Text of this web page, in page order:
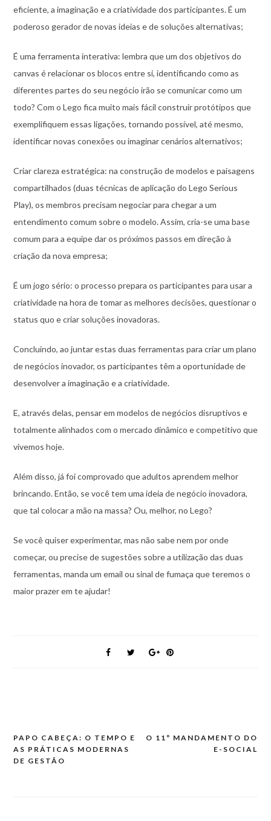
eficiente, a imaginação e a criatividade dos participantes. É um
poderoso gerador de novas ideias e de soluções alternativas;
É uma ferramenta interativa: lembra que um dos objetivos do
canvas é relacionar os blocos entre si, identificando como as
diferentes partes do seu negócio irão se comunicar como um
todo? Com o Lego fica muito mais fácil construir protótipos que
exemplifiquem essas ligações, tornando possível, até mesmo,
identificar novas conexões ou imaginar cenários alternativos;
Criar clareza estratégica: na construção de modelos e paisagens
compartilhados (duas técnicas de aplicação do Lego Serious
Play), os membros precisam negociar para chegar a um
entendimento comum sobre o modelo. Assim, cria-se uma base
comum para a equipe dar os próximos passos em direção à
criação da nova empresa;
É um jogo sério: o processo prepara os participantes para usar a
criatividade na hora de tomar as melhores decisões, questionar o
status quo e criar soluções inovadoras.
Concluindo, ao juntar estas duas ferramentas para criar um plano
de negócios inovador, os participantes têm a oportunidade de
desenvolver a imaginação e a criatividade.
E, através delas, pensar em modelos de negócios disruptivos e
totalmente alinhados com o mercado dinâmico e competitivo que
vivemos hoje.
Além disso, já foi comprovado que adultos aprendem melhor
brincando. Então, se você tem uma ideia de negócio inovadora,
que tal colocar a mão na massa? Ou, melhor, no Lego?
Se você quiser experimentar, mas não sabe nem por onde
começar, ou precise de sugestões sobre a utilização das duas
ferramentas, manda um email ou sinal de fumaça que teremos o
maior prazer em te ajudar!
Navegação
de
PAPO CABEÇA: O TEMPO E
AS PRÁTICAS MODERNAS
DE GESTÃO
O 11º MANDAMENTO DO
E-SOCIAL